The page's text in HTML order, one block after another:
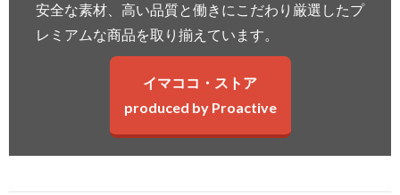
安全な素材、高い品質と働きにこだわり厳選したプ
レミアムな商品を取り揃えています。
イマココ・ストア
produced by Proactive